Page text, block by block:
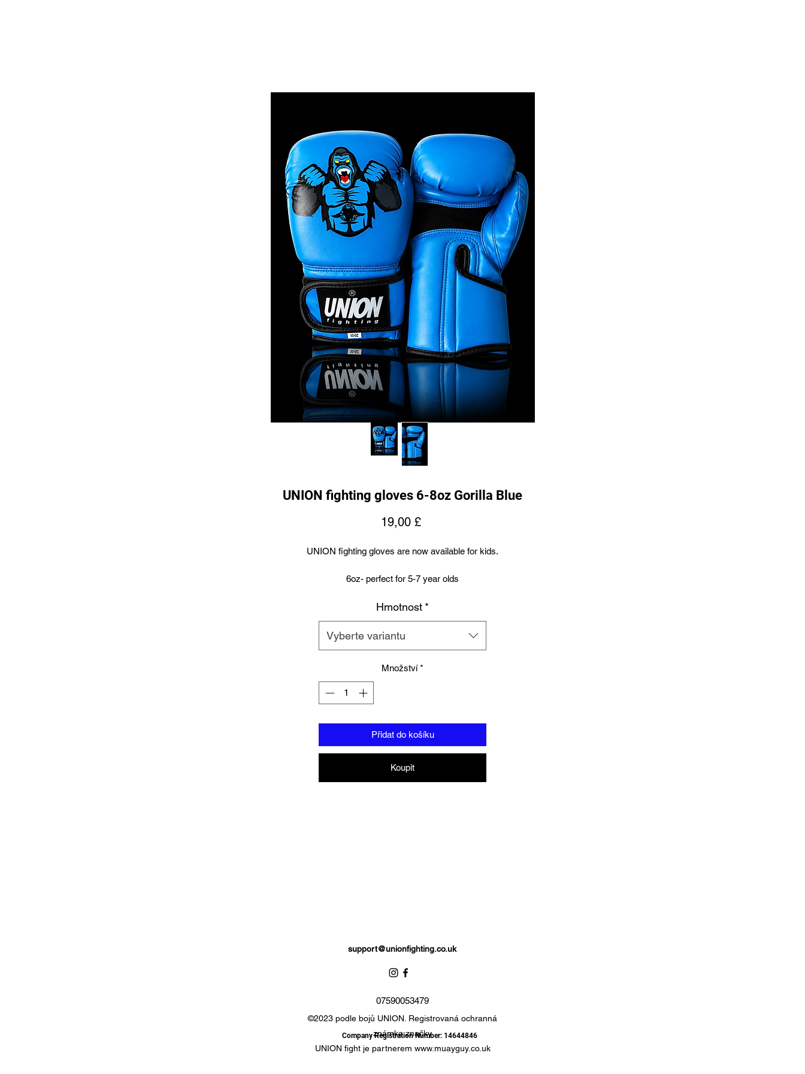
UNION fighting gloves 6-8oz Gorilla Blue
19,00 £Cena
UNION fighting gloves are now available for kids.
6oz- perfect for 5-7 year olds
8oz perfect for young teens or starter size for women.
Suitable for training and sparring
Synthetic leather
Palm, wrist and finger tips.
Hmotnost *
Vyberte variantu
Množství *
Přidat do košíku
Koupit
support@unionfighting.co.uk
07590053479
©2023 podle bojů UNION. Registrovaná ochranná
známka značky
UNION fight je partnerem www.muayguy.co.uk
Company Registration Number: 14644846